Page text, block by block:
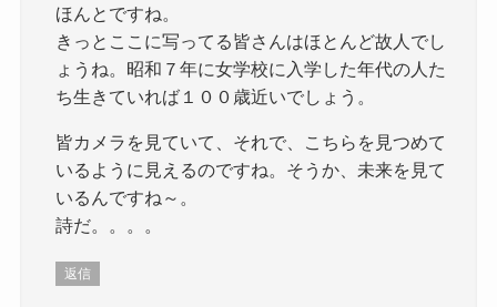
ほんとですね。
きっとここに写ってる皆さんはほとんど故人でし
ょうね。昭和７年に女学校に入学した年代の人た
ち生きていれば１００歳近いでしょう。
皆カメラを見ていて、それで、こちらを見つめて
いるように見えるのですね。そうか、未来を見て
いるんですね～。
詩だ。。。。
返信